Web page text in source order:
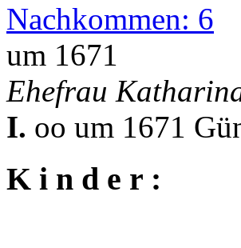
Nachkommen: 6
um 1671
Ehefrau
I. oo um 1671
K i n d e r :